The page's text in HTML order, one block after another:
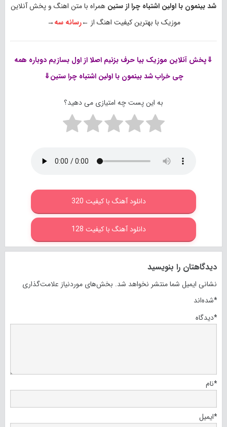
شد بینمون با اولین اشتباه چرا از ستین همراه با متن اهنگ و پخش آنلاین
موزیک با بهترین کیفیت اهنگ از ←رسانه سه→
⇓پخش آنلاین موزیک بیا حرف بزنیم اصلا از اول بسازیم دوباره همه
چی خراب شد بینمون با اولین اشتباه چرا ستین⇓
به این پست چه امتیازی می دهید؟
دانلود آهنگ با کیفیت 320
دانلود آهنگ با کیفیت 128
دیدگاهتان را بنویسید
نشانی ایمیل شما منتشر نخواهد شد. بخش‌های موردنیاز علامت‌گذاری
شده‌اند*
دیدگاه*
نام*
ایمیل*